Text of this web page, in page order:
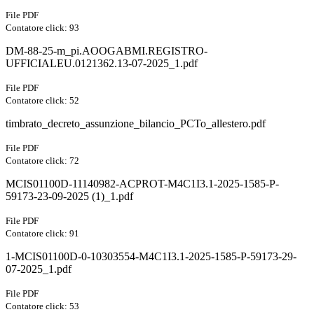
File PDF
Contatore click: 93
DM-88-25-m_pi.AOOGABMI.REGISTRO-
UFFICIALEU.0121362.13-07-2025_1.pdf
File PDF
Contatore click: 52
timbrato_decreto_assunzione_bilancio_PCTo_allestero.pdf
File PDF
Contatore click: 72
MCIS01100D-11140982-ACPROT-M4C1I3.1-2025-1585-P-
59173-23-09-2025 (1)_1.pdf
File PDF
Contatore click: 91
1-MCIS01100D-0-10303554-M4C1I3.1-2025-1585-P-59173-29-
07-2025_1.pdf
File PDF
Contatore click: 53